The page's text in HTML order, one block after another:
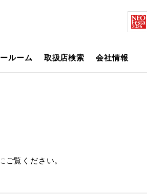
ルーム 取扱店検索 会社情報
覧ください。